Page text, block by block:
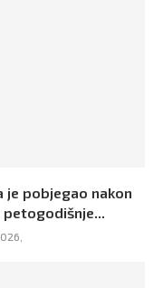
je pobjegao nakon